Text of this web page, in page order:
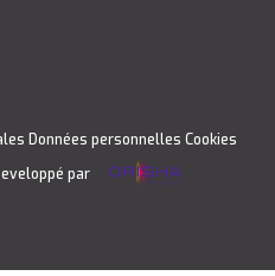
Données personnelles Cookies
par